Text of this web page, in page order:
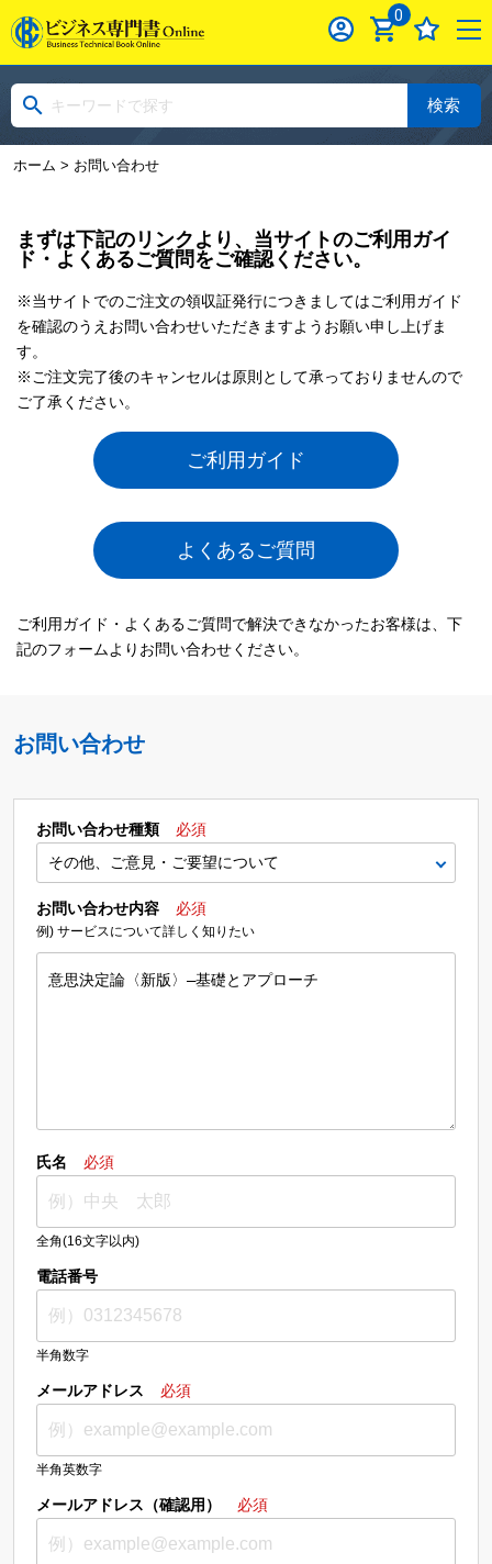
0
検索
ホーム > お問い合わせ
まずは下記のリンクより、当サイトのご利用ガイ
ド・よくあるご質問をご確認ください。
※当サイトでのご注文の領収証発行につきましてはご利用ガイド
を確認のうえお問い合わせいただきますようお願い申し上げま
す。
※ご注文完了後のキャンセルは原則として承っておりませんので
ご了承ください。
ご利用ガイド
よくあるご質問
ご利用ガイド・よくあるご質問で解決できなかったお客様は、下
記のフォームよりお問い合わせください。
お問い合わせ
お問い合わせ種類 必須
お問い合わせ内容 必須
例) サービスについて詳しく知りたい
氏名 必須
全角(16文字以内)
電話番号
半角数字
メールアドレス 必須
半角英数字
メールアドレス（確認用） 必須